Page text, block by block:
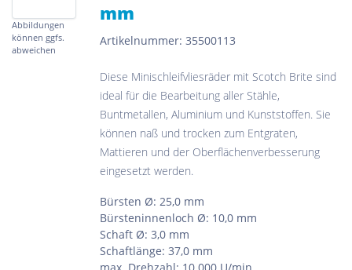
Abbildungen
können ggfs.
abweichen
mm
Artikelnummer: 35500113
Diese Minischleifvliesräder mit Scotch Brite sind
ideal für die Bearbeitung aller Stähle,
Buntmetallen, Aluminium und Kunststoffen. Sie
können naß und trocken zum Entgraten,
Mattieren und der Oberflächenverbesserung
eingesetzt werden.
Bürsten Ø: 25,0 mm
Bürsteninnenloch Ø: 10,0 mm
Schaft Ø: 3,0 mm
Schaftlänge: 37,0 mm